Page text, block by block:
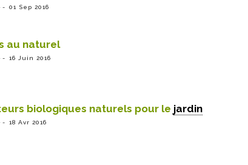
01 Sep 2016
au naturel
16 Juin 2016
biologiques naturels pour le jardin
18 Avr 2016